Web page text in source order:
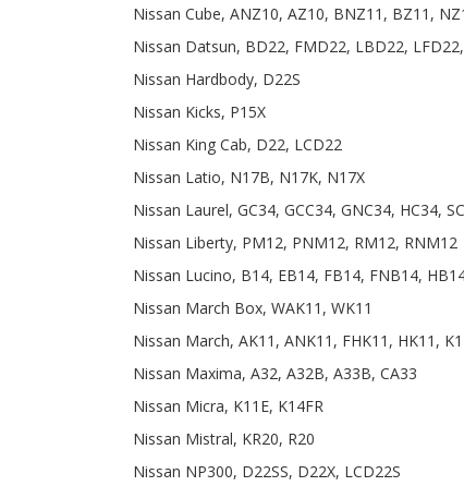
Nissan Cube, ANZ10, AZ10, BNZ11, BZ11,
Nissan Datsun, BD22, FMD22, LBD22,
Nissan Hardbody, D22S
Nissan Kicks, P15X
Nissan King Cab, D22, LCD22
Nissan Latio, N17B, N17K, N17X
Nissan Laurel, GC34, GCC34, GNC34, HC34,
Nissan Liberty, PM12, PNM12, RM12, RNM12
Nissan Lucino, B14, EB14, FB14, FNB14,
Nissan March Box, WAK11, WK11
Nissan March, AK11, ANK11, FHK11, HK11,
Nissan Maxima, A32, A32B, A33B, CA33
Nissan Micra, K11E, K14FR
Nissan Mistral, KR20, R20
Nissan NP300, D22SS, D22X, LCD22S